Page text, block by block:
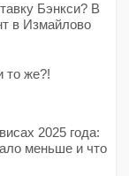
Бэнкси? В
в Измайлово
то же?!
2025 года:
меньше и что